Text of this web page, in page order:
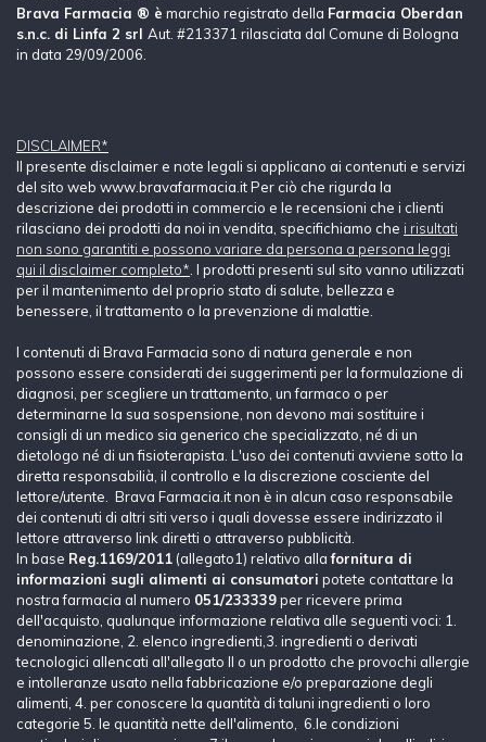
Brava Farmacia ® è marchio registrato della Farmacia Oberdan
s.n.c. di Linfa 2 srl Aut. #213371 rilasciata dal Comune di Bologna
in data 29/09/2006.
DISCLAIMER*
Il presente disclaimer e note legali si applicano ai contenuti e servizi
del sito web www.bravafarmacia.it Per ciò che rigurda la
descrizione dei prodotti in commercio e le recensioni che i clienti
rilasciano dei prodotti da noi in vendita, specifichiamo che i risultati
non sono garantiti e possono variare da persona a persona leggi
qui il disclaimer completo* . I prodotti presenti sul sito vanno utilizzati
per il mantenimento del proprio stato di salute, bellezza e
benessere, il trattamento o la prevenzione di malattie.
I contenuti di Brava Farmacia sono di natura generale e non
possono essere considerati dei suggerimenti per la formulazione di
diagnosi, per scegliere un trattamento, un farmaco o per
determinarne la sua sospensione, non devono mai sostituire i
consigli di un medico sia generico che specializzato, né di un
dietologo né di un fisioterapista. L'uso dei contenuti avviene sotto la
diretta responsabilià, il controllo e la discrezione cosciente del
lettore/utente. Brava Farmacia.it non è in alcun caso responsabile
dei contenuti di altri siti verso i quali dovesse essere indirizzato il
lettore attraverso link diretti o attraverso pubblicità.
In base Reg.1169/2011 (allegato1) relativo allafornitura di
informazioni sugli alimenti ai consumatori potete contattare la
nostra farmacia al numero 051/233339per ricevere prima
dell'acquisto, qualunque informazione relativa alle seguenti voci: 1.
denominazione, 2. elenco ingredienti,3. ingredienti o derivati
tecnologici allencati all'allegato II o un prodotto che provochi allergie
e intolleranze usato nella fabbricazione e/o preparazione degli
alimenti, 4. per conoscere la quantità di taluni ingredienti o loro
categorie 5. le quantità nette dell'alimento, 6.le condizioni